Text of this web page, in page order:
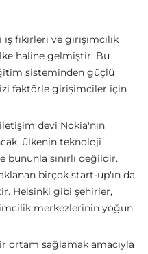
iş fikirleri ve girişimcilik
haline gelmiştir. Bu
sisteminden güçlü
faktörle girişimciler için
devi Nokia'nın
ülkenin teknoloji
bununla sınırlı değildir.
birçok start-up'ın da
Helsinki gibi şehirler,
merkezlerinin yoğun
ortam sağlamak amacıyla